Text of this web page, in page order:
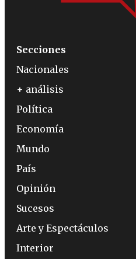
Secciones
Nacionales
+ análisis
Política
Economía
Mundo
País
Opinión
Sucesos
Arte y Espectáculos
Interior